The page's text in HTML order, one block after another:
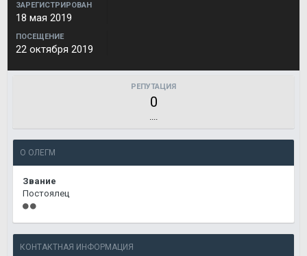
ЗАРЕГИСТРИРОВАН
18 мая 2019
ПОСЕЩЕНИЕ
22 октября 2019
РЕПУТАЦИЯ
0
....
О ОЛЕГМ
Звание
Постоялец
КОНТАКТНАЯ ИНФОРМАЦИЯ